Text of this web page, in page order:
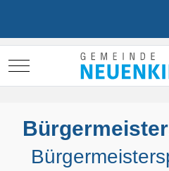
Mobile Menu Toggle